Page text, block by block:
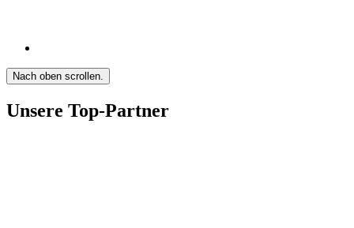
Nach oben scrollen.
Unsere Top-Partner